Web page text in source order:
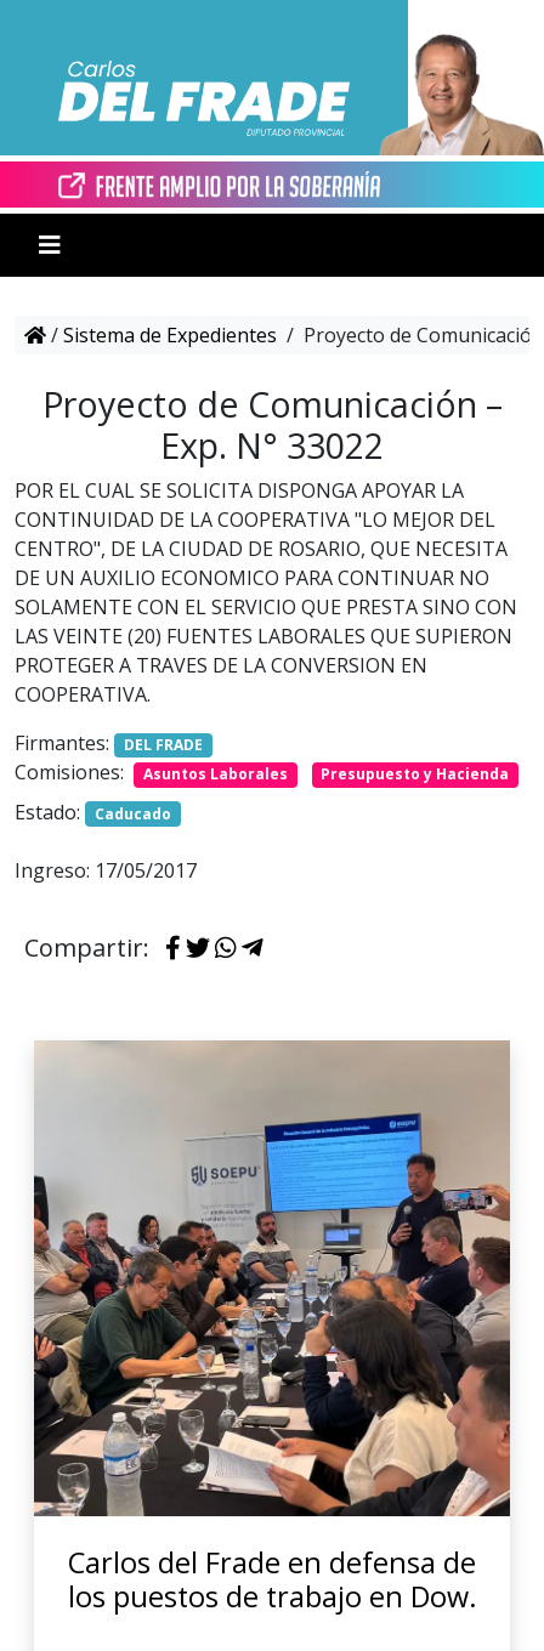
/Sistema de Expedientes / Proyecto de
Proyecto de Comunicación –
Exp. N° 33022
POR EL CUAL SE SOLICITA DISPONGA APOYAR LA
CONTINUIDAD DE LA COOPERATIVA "LO MEJOR DEL
CENTRO", DE LA CIUDAD DE ROSARIO, QUE NECESITA
DE UN AUXILIO ECONOMICO PARA CONTINUAR NO
SOLAMENTE CON EL SERVICIO QUE PRESTA SINO CON
LAS VEINTE (20) FUENTES LABORALES QUE SUPIERON
PROTEGER A TRAVES DE LA CONVERSION EN
COOPERATIVA.
Firmantes:
DEL FRADE
Comisiones: Asuntos Laborales Presupuesto y Hacienda
Estado: Caducado
Ingreso: 17/05/2017
Compartir:
Carlos del Frade en defensa de
los puestos de trabajo en Dow.